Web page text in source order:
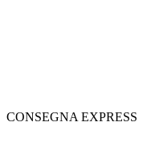
CONSEGNA EXPRESS